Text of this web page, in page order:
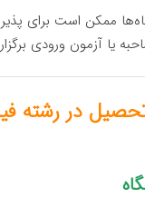
ممکن است برای
یا آزمون ورودی
در رشته